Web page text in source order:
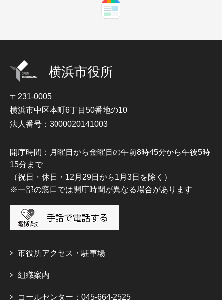
横浜市役所
〒231-0005
横浜市中区本町6丁目50番地の10
法人番号：3000020141003
開庁時間：月曜日から金曜日の午前8時45分から午後5時
15分まで
（祝日・休日・12月29日から1月3日を除く）
※一部の窓口では開庁時間が異なる場合があります
市役所アクセス・駐車場
組織案内
コールセンター：045-664-2525